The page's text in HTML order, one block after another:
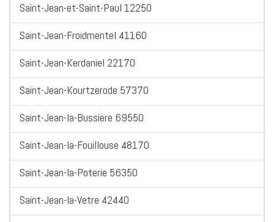
Saint-Jean-et-Saint-Paul 12250
Saint-Jean-Froidmentel 41160
Saint-Jean-Kerdaniel 22170
Saint-Jean-Kourtzerode 57370
Saint-Jean-la-Bussiere 69550
Saint-Jean-la-Fouillouse 48170
Saint-Jean-la-Poterie 56350
Saint-Jean-la-Vetre 42440